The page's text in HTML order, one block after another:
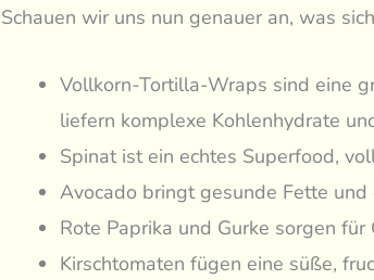
Schauen wir uns nun genauer an, was
Vollkorn-Tortilla-Wraps sind eine
liefern komplexe Kohlenhydrate
Spinat ist ein echtes Superfood,
Avocado bringt gesunde Fette
Rote Paprika und Gurke sorgen
Kirschtomaten fügen eine süße,